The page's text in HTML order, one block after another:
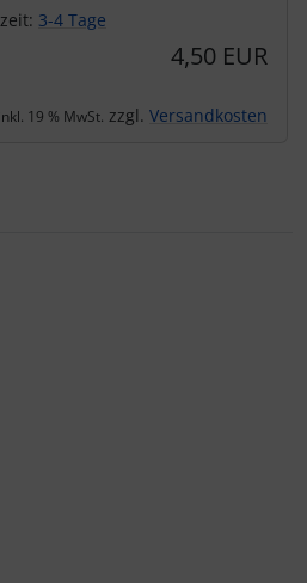
3-4 Tage
4,50 EUR
inkl. 19 % MwSt. zzgl. Versandkosten